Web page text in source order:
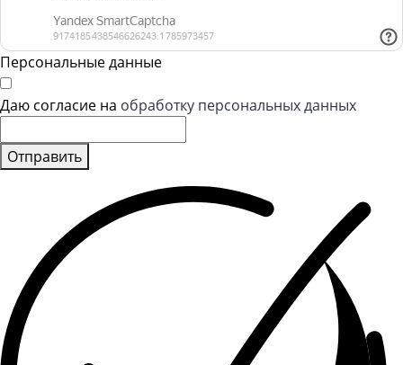
Персональные данные
Даю согласие на обработку персональных данных
Отправить